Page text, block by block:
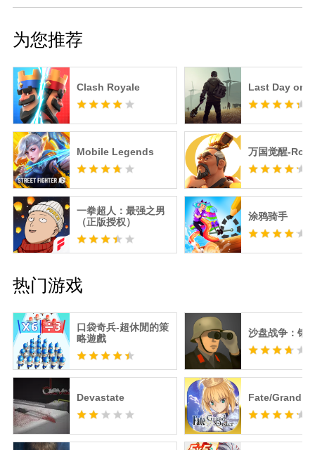
为您推荐
Clash Royale Last Day on
Mobile Legends 万国觉醒-RoK
一拳超人：最强之男
（正版授权）
涂鸦骑手
热门游戏
口袋奇兵-超休閒的策
略遊戲
Devastate
沙盘战争：钢
Fate/Grand